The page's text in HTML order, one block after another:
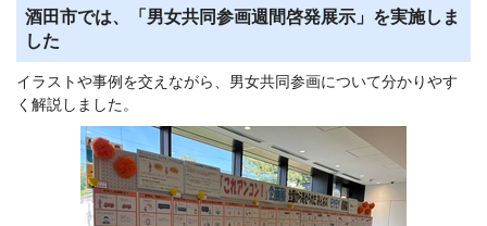
酒田市では、「男女共同参画週間啓発展示」を実施しま
した
イラストや事例を交えながら、男女共同参画について分かりやす
く解説しました。